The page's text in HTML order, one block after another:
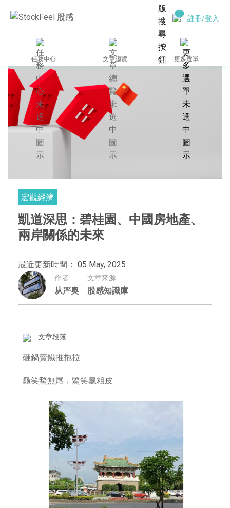
註冊/登入
任務中心 文章總覽 更多選單
宏觀經濟
凱道深思：碧桂園、中國房地產、
兩岸關係的未來
最近更新時間： 05 May, 2025
作者
从严奥
文章來源
股感知識庫
文章段落
砸鍋賣鐵推拖拉
龜笑鱉無尾，鱉笑龜粗皮